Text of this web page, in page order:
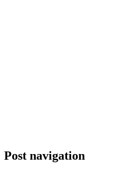
Post navigation